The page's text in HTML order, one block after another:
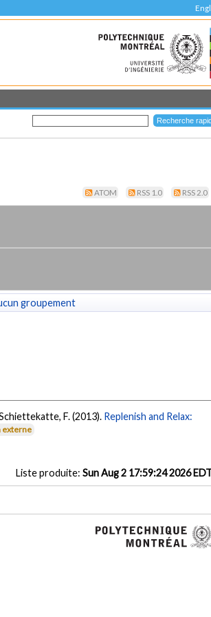
ATOM RSS 1.0 RSS 2.0
groupement
F. (2013). Replenish and Relax:
externe
Liste produite: Sun Aug 2 17:59:24 2026